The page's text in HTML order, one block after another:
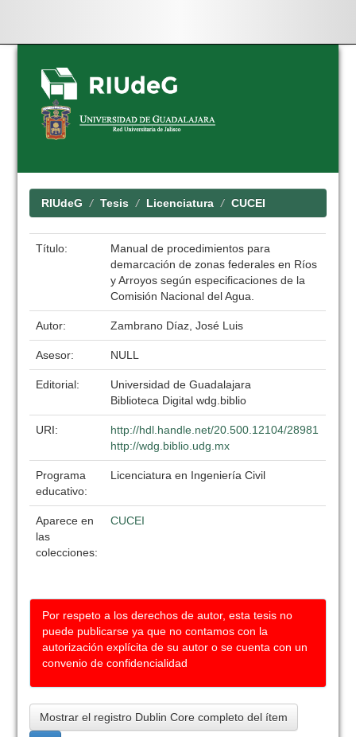
Skip
navigation
RIUdeG Tesis Licenciatura CUCEI
Título:
Manual de procedimientos para
demarcación de zonas federales en Ríos
y Arroyos según especificaciones de la
Comisión Nacional del Agua.
Autor: Zambrano Díaz, José Luis
Asesor: NULL
Editorial:
Universidad de Guadalajara
Biblioteca Digital wdg.biblio
URI:
http://hdl.handle.net/20.500.12104/28981
http://wdg.biblio.udg.mx
Programa
educativo:
Licenciatura en Ingeniería Civil
Aparece en
las
colecciones:
CUCEI
Por respeto a los derechos de autor, esta tesis no
puede publicarse ya que no contamos con la
autorización explícita de su autor o se cuenta con un
convenio de confidencialidad
Mostrar el registro Dublin Core completo del ítem